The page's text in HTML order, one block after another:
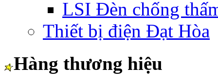
LSI Đèn chống
Thiết bị điện Đạt Hòa
Hàng thương hiệu